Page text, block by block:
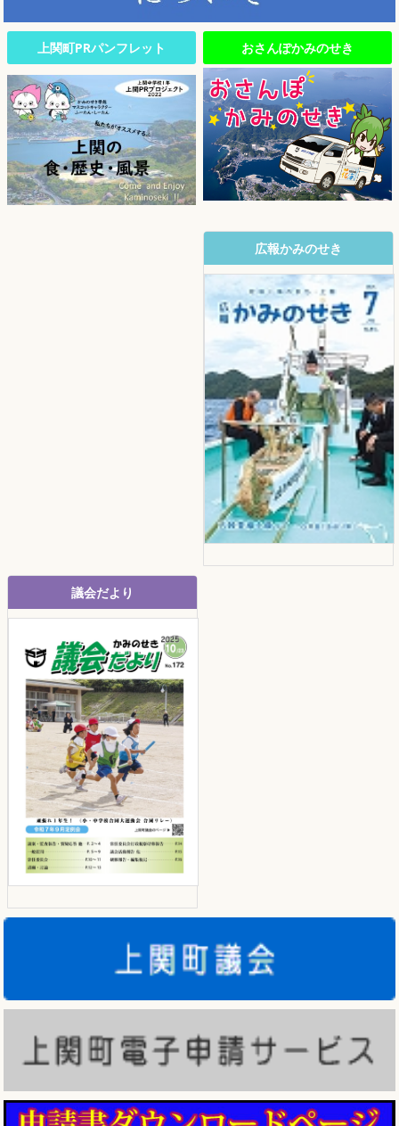
上関町PRパンフレット おさんぽかみのせき
広報かみのせき
議会だより